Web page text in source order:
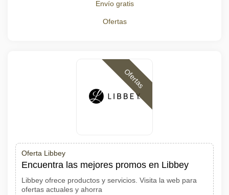
Envío gratis
Ofertas
Ofertas
Oferta Libbey
Encuentra las mejores promos en Libbey
Libbey ofrece productos y servicios. Visita la web para
ofertas actuales y ahorra